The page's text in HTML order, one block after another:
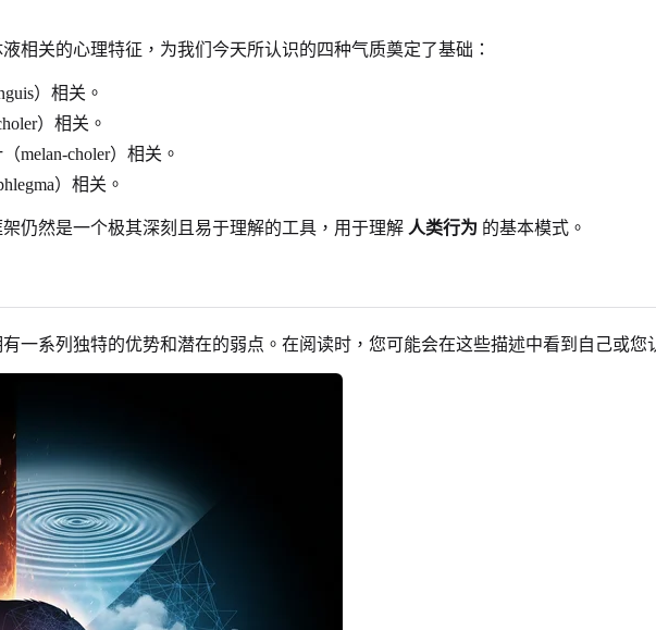
相关的心理特征，为我们今天所认识的四种气质奠定了基础：
）相关。
）相关。
melan-choler）相关。
）相关。
仍然是一个极其深刻且易于理解的工具，用于理解 人类行为 的基本模式。
一系列独特的优势和潜在的弱点。在阅读时，您可能会在这些描述中看到自己或您